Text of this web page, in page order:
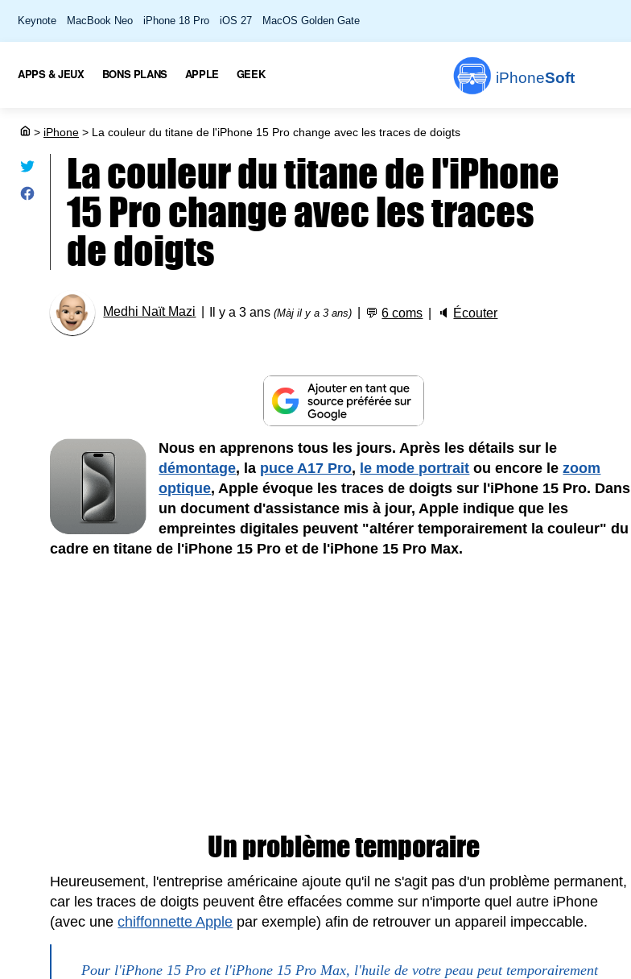
Keynote MacBook Neo iPhone 18 Pro iOS 27 MacOS Golden Gate
iPhoneSoft
APPS & JEUX BONS PLANS APPLE GEEK
> iPhone > La couleur du titane de l'iPhone 15 Pro change avec les traces de doigts
La couleur du titane de l'iPhone
15 Pro change avec les traces
de doigts
Medhi Naït Mazi Il y a 3 ans(Màj il y a 3 ans) 💬6 coms 🔈 Écouter
Nous en apprenons tous les jours. Après les détails sur le
démontage, la puce A17 Pro, le mode portrait ou encore lezoom
optique, Apple évoque les traces de doigts sur l'iPhone 15 Pro. Dans
un document d'assistance mis à jour, Apple indique que les
empreintes digitales peuvent "altérer temporairement la couleur" du
cadre en titane de l'iPhone 15 Pro et de l'iPhone 15 Pro Max.
Un problème temporaire
Heureusement, l'entreprise américaine ajoute qu'il ne s'agit pas d'un problème permanent,
car les traces de doigts peuvent être effacées comme sur n'importe quel autre iPhone
(avec unechiffonnette Apple par exemple) afin de retrouver un appareil impeccable.
Pour l'iPhone 15 Pro et l'iPhone 15 Pro Max, l'huile de votre peau peut temporairement